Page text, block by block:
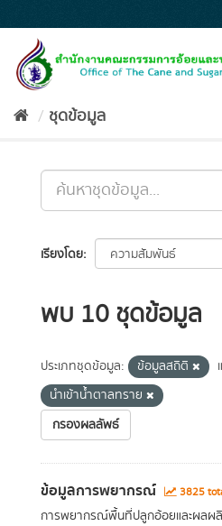
to
content
ชุดข้อมูล
เรียงโดย
พบ 10 ชุดข้อมูล
ประเภทชุดข้อมูล: ข้อมูลสถิติ
นำเข้าน้ำตาลทราย
กรองผลลัพธ์
ข้อมูลการพยากรณ์ 3825
การพยากรณ์พื้นที่ปลูกอ้อยและผลผ